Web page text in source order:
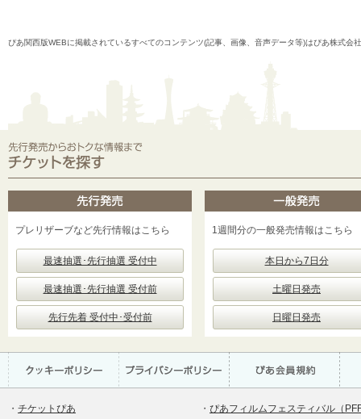
ぴあ関西版WEBに掲載されているすべてのコンテンツ(記事、画像、音声データ等)はぴあ株式会
プレリザーブなど先行情報はこちら
最速抽選･先行抽選 受付中
最速抽選･先行抽選 受付前
先行先着 受付中･受付前
1週間分の一般発売情報はこちら
本日から7日分
土曜日発売
日曜日発売
・ チケットぴあ
・ ぴあフィルムフェスティバル（